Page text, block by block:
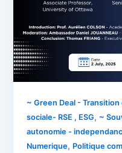
~ Green Deal -
sociale- RSE , ESG, ~
autonomie -
Numerique, Politique